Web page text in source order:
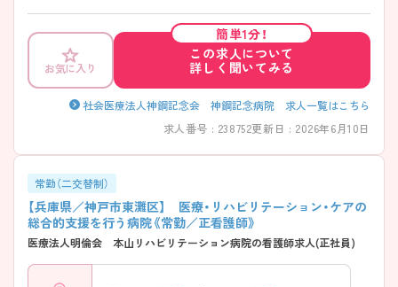
イザーがご案内させていただきます。
お気に入り
簡単1分！
この求人について
詳しく聞いてみる
社会医療法人神鋼記念会 神鋼記念病院 求人一覧はこちら
求人番号 : 238752更新日 : 2026年6月10日
常勤（二交替制）
【兵庫県／神戸市東灘区】 医療・リハビリテーション・ケアの
総合的支援を行う病院《常勤／正看護師》
医療法人明倫会 本山リハビリテーション病院の看護師求人(正社員)